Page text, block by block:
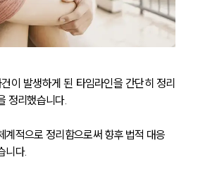
이 발생하게 된 타임라인을 간단히 정리
정리했습니다.
계적으로 정리함으로써 향후 법적 대응
니다.